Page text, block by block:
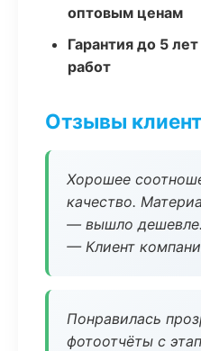
оптовым ценам
Гарантия до 5
работ
Отзывы
Хорошее
качество.
— вышло дешевле.
— Клиент
Понравилась
фотоотчёты с